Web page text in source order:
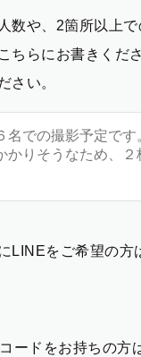
数や、2箇所以上
ちらにお書きくだ
さい。
LINEをご希望の方
ードをお持ちの方